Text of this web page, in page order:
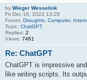
by Wieger Wesselink
Fri Dec 16, 2022 13:28
Forum: Draughts, Computer,
Topic: ChatGPT
Replies: 2
Views: 7461
Re: ChatGPT
ChatGPT is impressive
like writing scripts. Its